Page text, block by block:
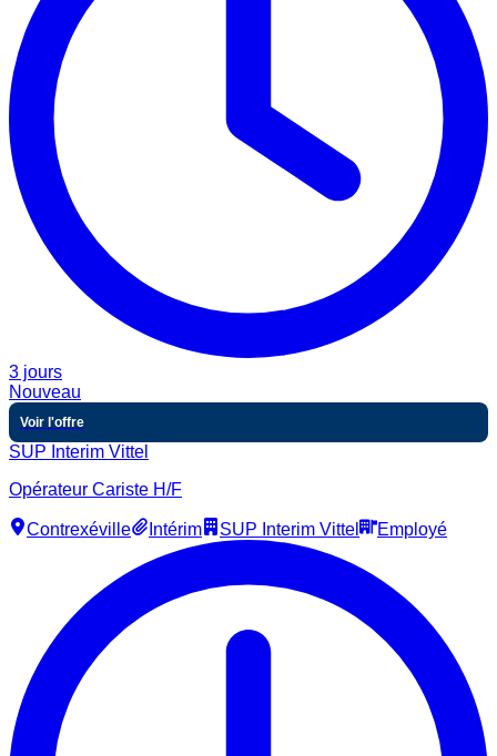
3 jours
Nouveau
Voir l'offre
SUP Interim Vittel
Opérateur Cariste H/F
Contrexéville Intérim SUP Interim Vittel Employé